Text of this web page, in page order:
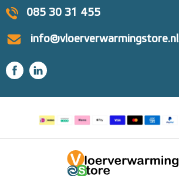
085 30 31 455
info@vloerverwarmingstore.nl